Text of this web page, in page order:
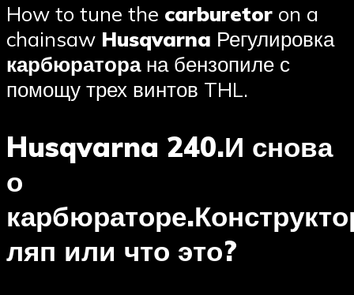
How to tune the carburetor on a
chainsaw Husqvarna Регулировка
карбюраторана бензопиле с
помощу трех винтов THL.
Husqvarna 240.И снова
о
ляп или что это?